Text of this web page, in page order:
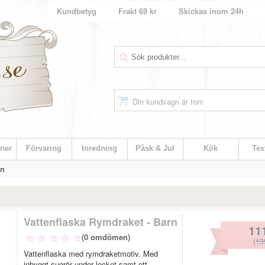
Kundbetyg Frakt 69 kr Skickas inom 24h
Din kundvagn är tom
Förvaring Inredning Påsk & Jul Kök
(
Vattenflaska Rymdraket - Barn
(0 omdömen)
Vattenflaska med rymdraketmotiv. Med